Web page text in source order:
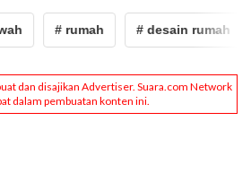
# rumah # desain rumah